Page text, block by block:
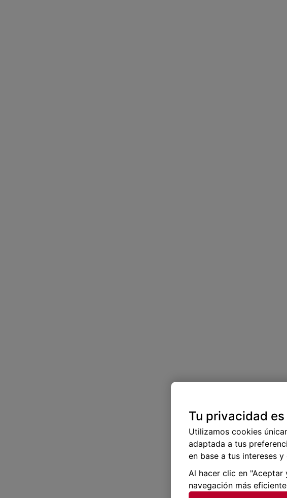
Tu privacidad
Utilizamos cookies
adaptada a tus
en base a tus intereses
Al hacer clic en "Aceptar
navegación más